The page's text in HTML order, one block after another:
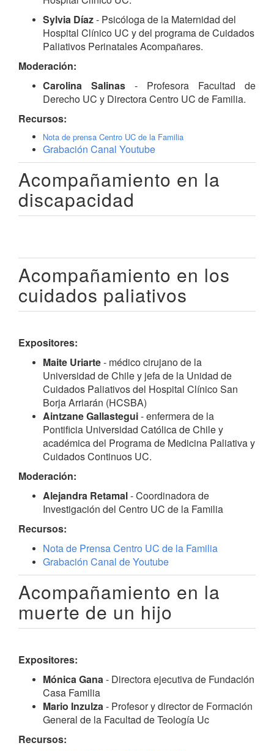
Sylvia Díaz- Psicóloga de la Maternidad del
Hospital Clínico UC y del programa de Cuidados
Paliativos Perinatales Acompañares.
Moderación:
Carolina Salinas - Profesora Facultad de
Derecho UC y Directora Centro UC de Familia.
Recursos:
Nota de prensa Centro UC de la Familia
Grabación Canal Youtube
Acompañamiento en la
discapacidad
Acompañamiento en los
cuidados paliativos
Expositores:
Maite Uriarte- médico cirujano de la
Universidad de Chile y jefa de la Unidad de
Cuidados Paliativos del Hospital Clínico San
Borja Arriarán (HCSBA)
Aintzane Gallastegui- enfermera de la
Pontificia Universidad Católica de Chile y
académica del Programa de Medicina Paliativa y
Cuidados Continuos UC.
Moderación:
Alejandra Retamal- Coordinadora de
Investigación del Centro UC de la Familia
Recursos:
Nota de Prensa Centro UC de la Familia
Grabación Canal de Youtube
Acompañamiento en la
muerte de un hijo
Expositores:
Mónica Gana- Directora ejecutiva de Fundación
Casa Familia
Mario Inzulza- Profesor y director de Formación
General de la Facultad de Teología Uc
Recursos: